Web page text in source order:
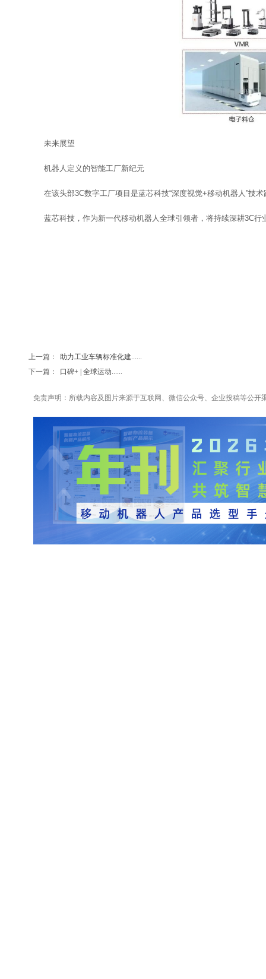
未来展望
机器人定义的智能工厂新纪元
在该头部3C数字工厂项目是蓝芯科技“深度视觉+移动机器人”技
蓝芯科技，作为新一代移动机器人全球引领者，将持续深耕3C
上一篇：
助力工业车辆标准化建......
下一篇：
口碑+ | 全球运动......
免责声明：所载内容及图片来源于互联网、微信公众号、企业投稿等公